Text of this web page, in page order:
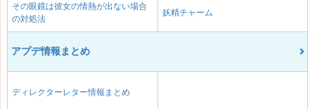
その眼鏡は彼女の情熱が出ない場合
の対処法
妖精チャーム
アプデ情報まとめ
ディレクターレター情報まとめ